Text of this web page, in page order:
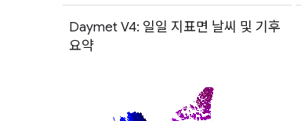
Daymet V4: 일일 지표면 날씨 및 기후
요약